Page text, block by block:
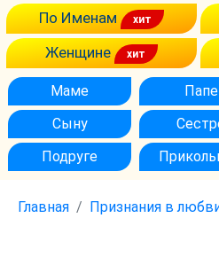
По Именам
Женщине
Маме Папе
Сыну
Подруге
Главная Признания в